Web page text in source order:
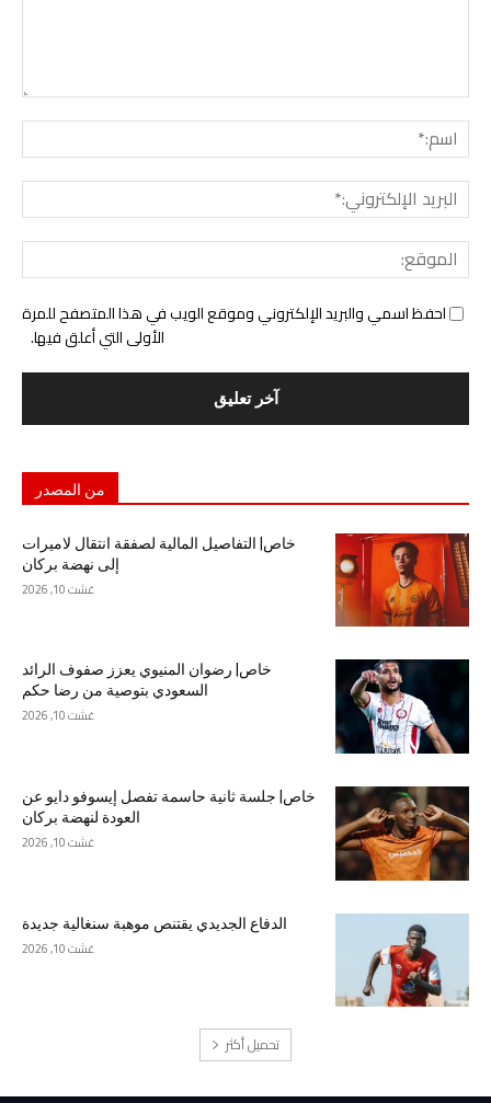
احفظ اسمي والبريد الإلكتروني وموقع الويب في هذا المتصفح للمرة
الأولى التي أعلق فيها.
من المصدر
خاص| التفاصيل المالية لصفقة انتقال لاميرات
إلى نهضة بركان
غشت 10, 2026
خاص| رضوان المنيوي يعزز صفوف الرائد
السعودي بتوصية من رضا حكم
غشت 10, 2026
خاص| جلسة ثانية حاسمة تفصل إيسوفو دايو عن
العودة لنهضة بركان
غشت 10, 2026
الدفاع الجديدي يقتنص موهبة سنغالية جديدة
غشت 10, 2026
تحميل أكثر